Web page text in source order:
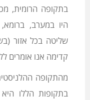
בתקופה הרומית,
היו במערב,
שליטה בכל אזור
קדימה אנו אומרים
מהתקופה
בתקופות הללו